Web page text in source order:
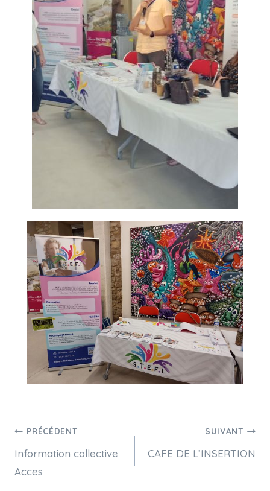
PRÉCÉDENT
Information collective
Acces
SUIVANT
CAFE DE L’INSERTION